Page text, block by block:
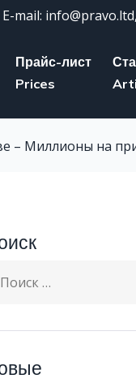
E-mail: info@pravo.ltd,
Прайс-лист
Prices
Миллионы на